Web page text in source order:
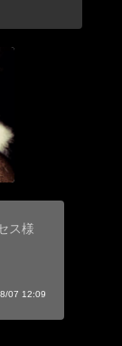
ス様
07 12:09